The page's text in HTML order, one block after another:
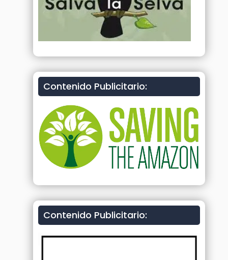
Contenido Publicitario:
Contenido Publicitario: